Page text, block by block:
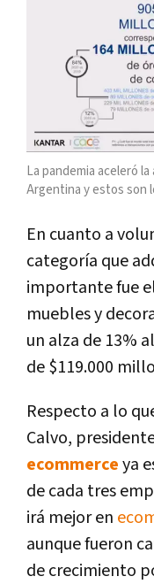
La pandemia aceleró
Argentina y estos son
En cuanto a
categoría que
importante fue
muebles y
un alza de 13%
de $119.000
Respecto a lo
Calvo,
ecommerceya
de cada tres
irá mejor en
aunque fueron
de crecimiento